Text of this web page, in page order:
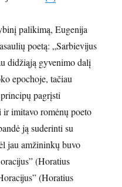
palikimą, Eugenija
poetą: „Sarbievijus
didžiąją gyvenimo dalį
epochoje, tačiau
pagrįsti
ir imitavo romėnų poeto
ją suderinti su
jau amžininkų buvo
(Horatius
(Horatius